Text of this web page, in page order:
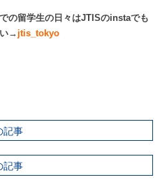
の留学生の日々はJTISのinstaでも
い→ jtis_tokyo
記事
記事